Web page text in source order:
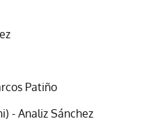
Patiño
- Analiz Sánchez